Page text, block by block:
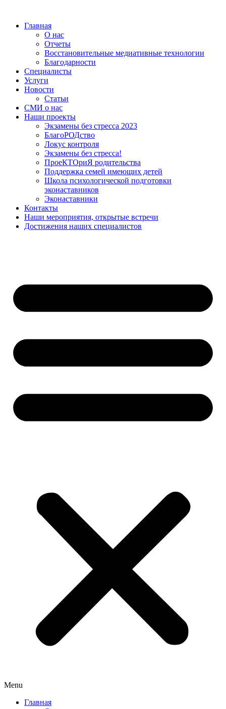
Главная
О нас
Отчеты
Восстановительные медиативные технологии
Благодарности
Специалисты
Услуги
Новости
Статьи
СМИ о нас
Наши проекты
Экзамены без стресса 2023
БлагоРОДство
Локус контроля
Экзамены без стресса!
ПроеКТОриЯ родительства
Поддержка семей имеющих детей
Школа психологической подготовки
эконаставников
Эконаставники
Контакты
Наши мероприятия, открытые встречи
Достижения наших специалистов
Menu
Главная